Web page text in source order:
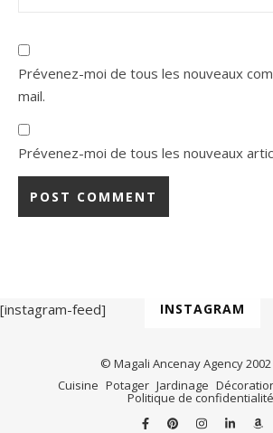
Prévenez-moi de tous les nouveaux
mail.
Prévenez-moi de tous les nouveaux
INSTAGRAM
[instagram-feed]
© Magali Ancenay Agency 2002
Cuisine Potager Jardinage
Politique de confidentialité